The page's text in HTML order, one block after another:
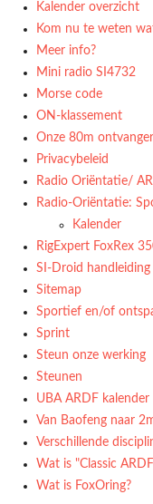
Kalender overzicht
Kom nu te weten
Meer info?
Mini radio SI4732
Morse code
ON-klassement
Onze 80m
Privacybeleid
Radio Oriëntatie/
Radio‑Oriëntatie:
Kalender
RigExpert FoxRex
SI-Droid handleiding
Sitemap
Sportief en/of
Sprint
Steun onze werking
Steunen
UBA ARDF kalender
Van Baofeng naar
Verschillende
Wat is "Classic
Wat is FoxOring?